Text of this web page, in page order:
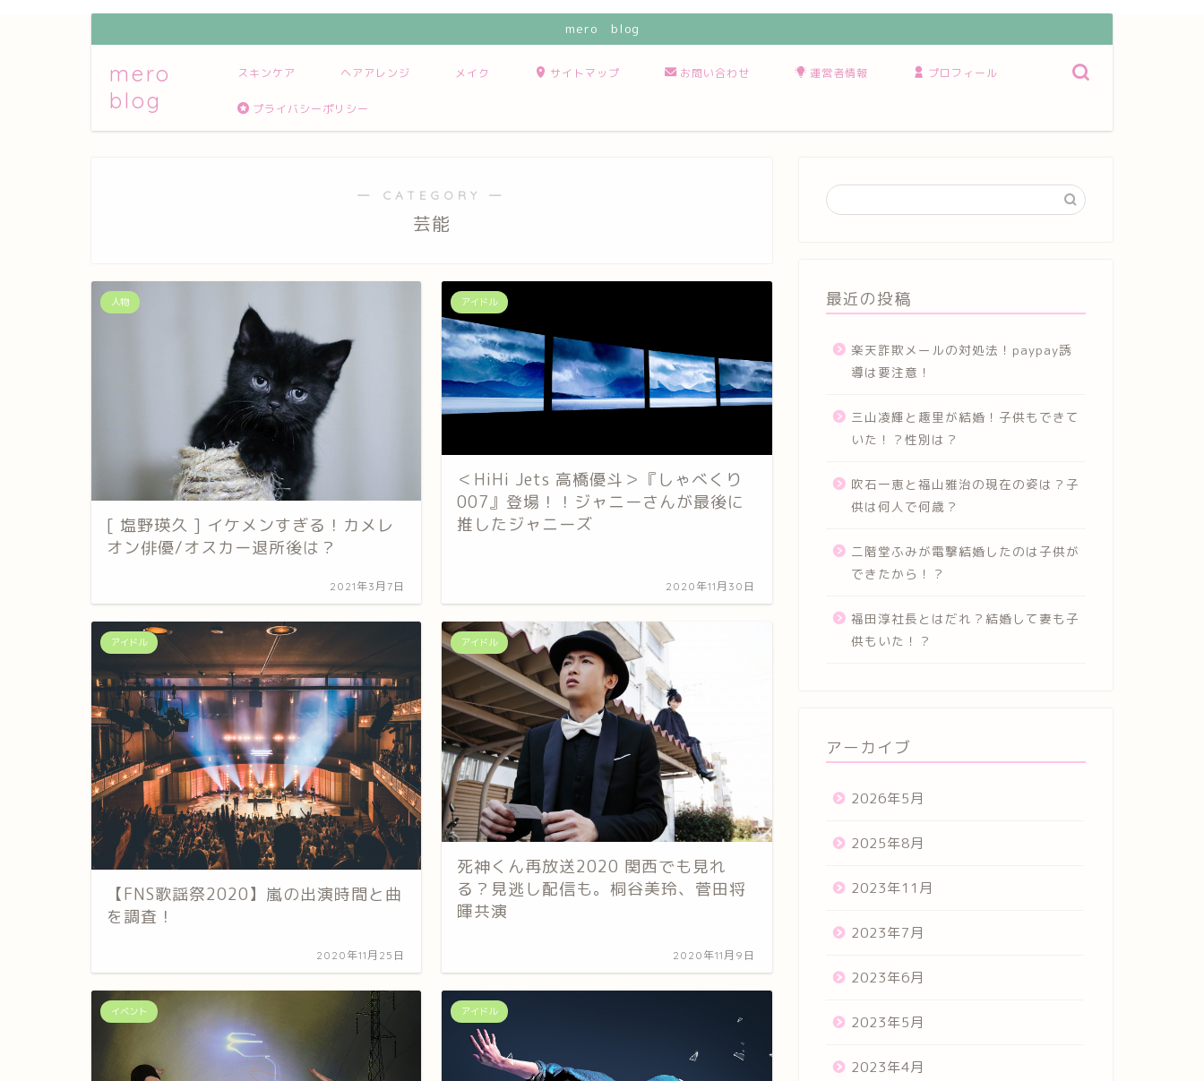
mero blog
mero
blog
スキンケア ヘアアレンジ メイク サイトマップ お問い合わせ 運営者情報 プロフィール
プライバシーポリシー
― CATEGORY ―
芸能
人物
[ 塩野瑛久 ] イケメンすぎる！カメレ
オン俳優/オスカー退所後は？
2021年3月7日
アイドル
＜HiHi Jets 高橋優斗＞『しゃべくり
007』登場！！ジャニーさんが最後に
推したジャニーズ
2020年11月30日
アイドル
【FNS歌謡祭2020】嵐の出演時間と曲
を調査！
2020年11月25日
アイドル
死神くん再放送2020 関西でも見れ
る？見逃し配信も。桐谷美玲、菅田将
暉共演
2020年11月9日
イベント アイドル
最近の投稿
楽天詐欺メールの対処法！paypay誘
導は要注意！
三山凌輝と趣里が結婚！子供もできて
いた！？性別は？
吹石一恵と福山雅治の現在の姿は？子
供は何人で何歳？
二階堂ふみが電撃結婚したのは子供が
できたから！？
福田淳社長とはだれ？結婚して妻も子
供もいた！？
アーカイブ
2026年5月
2025年8月
2023年11月
2023年7月
2023年6月
2023年5月
2023年4月